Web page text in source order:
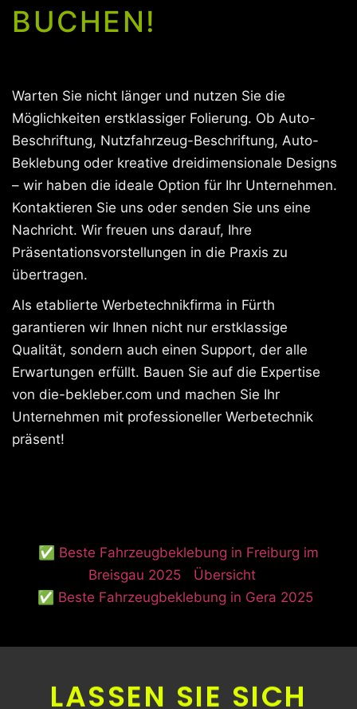
BUCHEN!
Warten Sie nicht länger und nutzen Sie die
Möglichkeiten erstklassiger Folierung. Ob Auto-
Beschriftung, Nutzfahrzeug-Beschriftung, Auto-
Beklebung oder kreative dreidimensionale Designs
– wir haben die ideale Option für Ihr Unternehmen.
Kontaktieren Sie uns oder senden Sie uns eine
Nachricht. Wir freuen uns darauf, Ihre
Präsentationsvorstellungen in die Praxis zu
übertragen.
Als etablierte Werbetechnikfirma in Fürth
garantieren wir Ihnen nicht nur erstklassige
Qualität, sondern auch einen Support, der alle
Erwartungen erfüllt. Bauen Sie auf die Expertise
von die-bekleber.com und machen Sie Ihr
Unternehmen mit professioneller Werbetechnik
präsent!
✅ Beste Fahrzeugbeklebung in Freiburg im
Breisgau 2025
Übersicht
✅ Beste Fahrzeugbeklebung in Gera 2025
LASSEN SIE SICH